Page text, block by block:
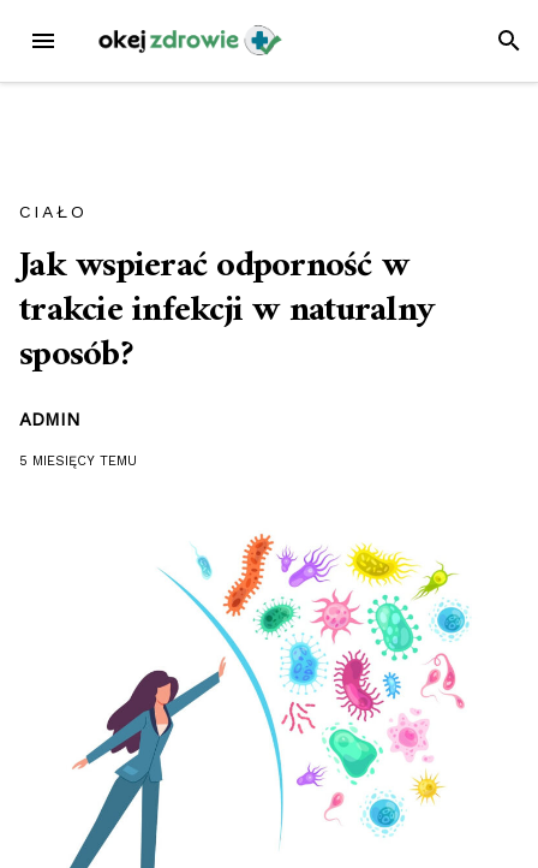
treści
MENU
CIAŁO
Jak wspierać odporność w
trakcie infekcji w naturalny
sposób?
ADMIN
5 MIESIĘCY TEMU